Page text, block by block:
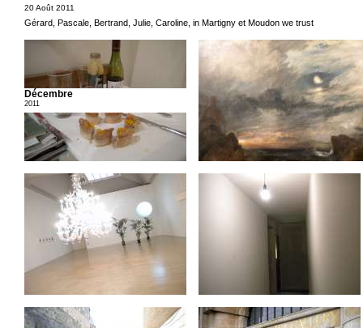
20 Août 2011
Gérard, Pascale, Bertrand, Julie, Caroline, in Martigny et Moudon we trust
Décembre
2011